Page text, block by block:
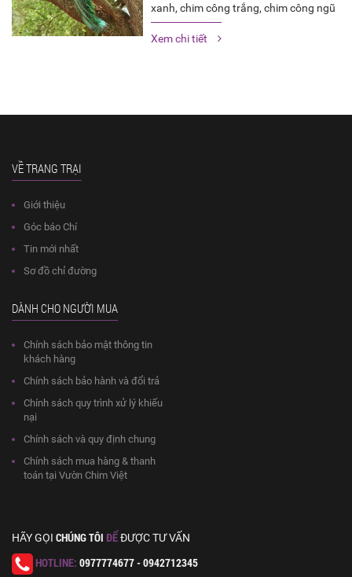
xanh, chim công trắng, chim công ngũ
sắc các lứa tuổi trên toàn quốc.
Xem chi tiết
VỀ TRANG TRẠI
Giới thiệu
Góc báo Chí
Tin mới nhất
Sơ đồ chỉ đường
DÀNH CHO NGƯỜI MUA
Chính sách bảo mật thông tin
khách hàng
Chính sách bảo hành và đổi trả
Chính sách quy trình xử lý khiếu
nại
Chính sách và quy định chung
Chính sách mua hàng & thanh
toán tại Vườn Chim Việt
HÃY GỌI CHÚNG TÔI ĐỂĐƯỢC TƯ VẤN
HOTLINE: 0977774677 - 0942712345